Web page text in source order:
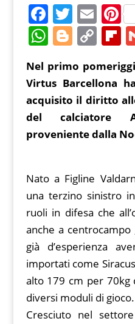
F
a
c
e
b
o
o
T
w
itt
er
E
m
ai
l e
W
h
at
s
p
Bl
g
g
er
C
p
y
Li
n
ip
b
o
d
Nel primo
Virtus Barcellona
acquisito il diritto
del calciatore
proveniente dalla
Nato a Figline
una terzino sinistro
ruoli in difesa che
anche a
già d’esperienza
importati come
alto 179 cm per
diversi moduli di gioco.
Cresciuto nel